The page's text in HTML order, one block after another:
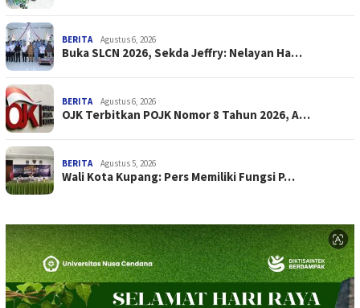
BERITA Agustus 6, 2026
Buka SLCN 2026, Sekda Jeffry: Nelayan Ha…
BERITA Agustus 6, 2026
OJK Terbitkan POJK Nomor 8 Tahun 2026, A…
BERITA Agustus 5, 2026
Wali Kota Kupang: Pers Memiliki Fungsi P…